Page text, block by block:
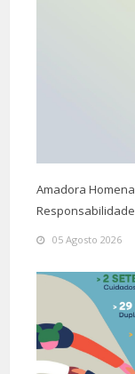
Amadora
05 Agosto 2026